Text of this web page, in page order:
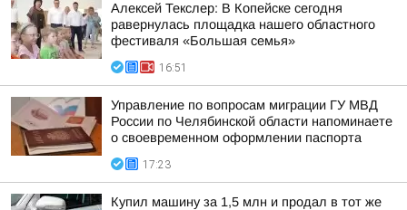
Алексей Текслер: В Копейске сегодня
равернулась площадка нашего областного
фестиваля «Большая семья»
16:51
Управление по вопросам миграции ГУ МВД
России по Челябинской области напоминаете
о своевременном оформлении паспорта
17:23
Купил машину за 1,5 млн и продал в тот же